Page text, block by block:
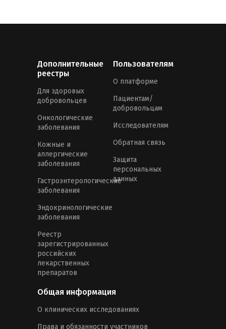
Дополнительные
реестры
Для здоровых
добровольцев
Онкологические
заболевания
Кожные и
аллергические
заболевания
Гастроэнтерологические
заболевания
Эндокринологические
заболевания
Реестр
зарегистрированных
российских
лекарственных
препаратов
Пользователям
О платформе
Пациентам/
добровольцам
Исследователям
Обратная связь
Защита
персональных
данных
Общая информация
О клинических исследованиях
Права и обязанности участников